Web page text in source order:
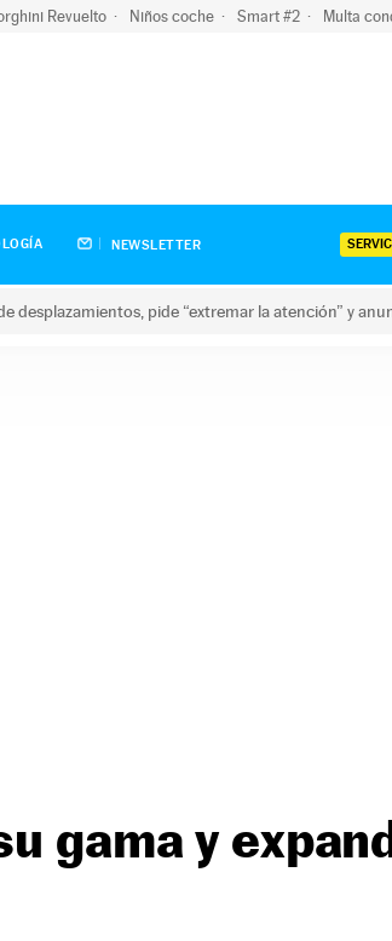
Revuelto Niños coche Smart #2 Multa
NEWSLETTER
desplazamientos, pide “extremar la atención” y
gama y